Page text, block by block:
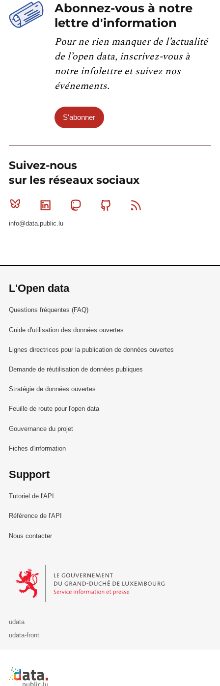
Abonnez-vous à notre
lettre d'information
Pour ne rien manquer de l’actualité
de l’open data, inscrivez-vous à
notre infolettre et suivez nos
événements.
S'abonner
Suivez-nous
sur les réseaux sociaux
Bluesky Linkedin MastodonGithub
info@data.public.lu
L'Open data
Questions fréquentes (FAQ)
Guide d'utilisation des données ouvertes
Lignes directrices pour la publication de données ouvertes
Demande de réutilisation de données publiques
Stratégie de données ouvertes
Feuille de route pour l'open data
Gouvernance du projet
Fiches d'information
Support
Tutoriel de l'API
Référence de l'API
Nous contacter
Le Gouvernement du Grand-Duché de Luxembourg - Service
udata
udata-front
Retour à l'accueil de data.public.lu